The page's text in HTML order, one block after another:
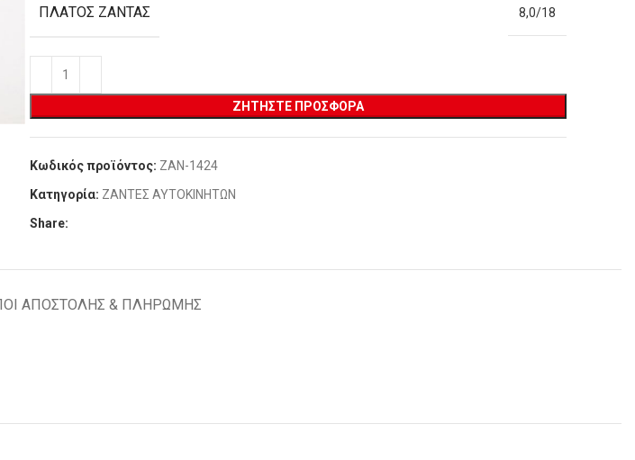
ΠΛΆΤΟΣ ΖΆΝΤΑΣ 8,0/18
ΖΗΤΉΣΤΕ ΠΡΟΣΦΟΡΆ
Κωδικός προϊόντος: ZAN-1424
Κατηγορία: ΖΑΝΤΕΣ ΑΥΤΟΚΙΝΗΤΩΝ
Share:
ΑΠΟΣΤΟΛΗΣ & ΠΛΗΡΩΜΗΣ